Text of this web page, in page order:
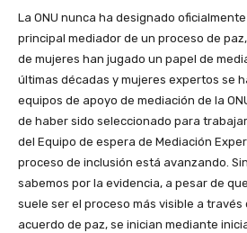
La ONU nunca ha designado
principal mediador de un proceso de
de mujeres han jugado un papel de
últimas décadas y mujeres expertos se
equipos de apoyo de mediación de la
de haber sido seleccionado para
del Equipo de espera de Mediación
proceso de inclusión está avanzando.
sabemos por la evidencia, a pesar de
suele ser el proceso más visible a través
acuerdo de paz, se inician mediante